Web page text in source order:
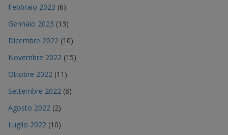
Febbraio 2023 (6)
Gennaio 2023 (13)
Dicembre 2022 (10)
Novembre 2022 (15)
Ottobre 2022 (11)
Settembre 2022 (8)
Agosto 2022 (2)
Luglio 2022 (10)